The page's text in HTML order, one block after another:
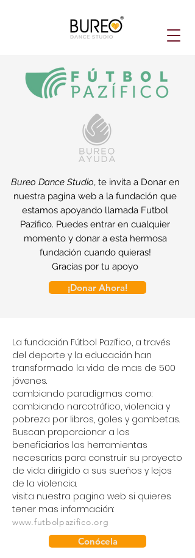
Bureo Dance Studio, te invita a Donar en
nuestra pagina web a la fundación que
estamos apoyando llamada Futbol
Pazifico. Puedes entrar en cualquier
momento y donar a esta hermosa
fundación cuando quieras!
Gracias por tu apoyo
¡Donar Ahora!
La fundación Fútbol Pazífico, a través
del deporte y la educación han
transformado la vida de mas de 500
jóvenes.
cambiando paradigmas como:
cambiando narcotráfico, violencia y
pobreza por libros, goles y gambetas.
Buscan proporcionar a los
beneficiarios las herramientas
necesarias para construir su proyecto
de vida dirigido a sus sueños y lejos
de la violencia.
visita nuestra pagina web si quieres
tener mas información:
www.futbolpazifico.org
Conócela